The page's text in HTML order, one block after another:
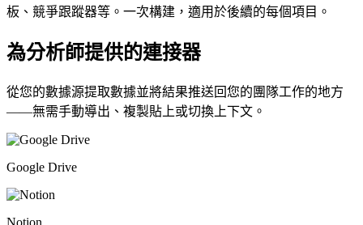
板、競爭跟蹤器等。一次構建，適用於後續的每個項目。
為分析師提供的連接器
從您的數據源提取數據並將結果推送回您的團隊工作的地方
——無需手動導出、複製貼上或切換上下文。
Google Drive
Notion